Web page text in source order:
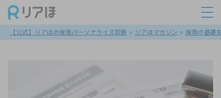
【公式】リアほの保険パーソナライズ診断 > リアほマガジン > 保険の基礎